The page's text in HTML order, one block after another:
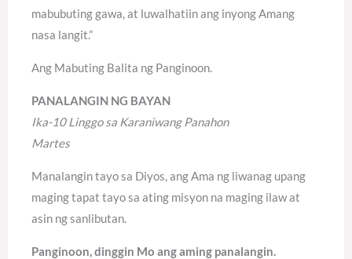
mabubuting gawa, at luwalhatiin ang inyong Amang
nasa langit.”
Ang Mabuting Balita ng Panginoon.
PANALANGIN NG BAYAN
Ika-10 Linggo sa Karaniwang Panahon
Martes
Manalangin tayo sa Diyos, ang Ama ng liwanag upang
maging tapat tayo sa ating misyon na maging ilaw at
asin ng sanlibutan.
Panginoon, dinggin Mo ang aming panalangin.